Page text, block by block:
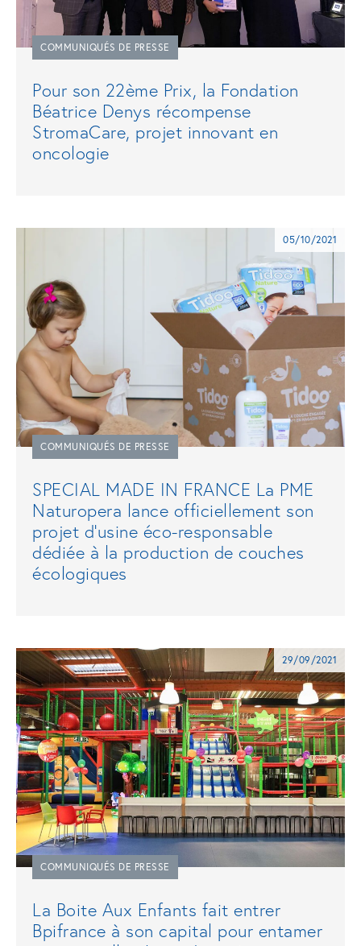
COMMUNIQUÉS DE PRESSE
Pour son 22ème Prix, la Fondation
Béatrice Denys récompense
StromaCare, projet innovant en
oncologie
05/10/2021
COMMUNIQUÉS DE PRESSE
SPECIAL MADE IN FRANCE La PME
Naturopera lance officiellement son
projet d’usine éco-responsable
dédiée à la production de couches
écologiques
29/09/2021
COMMUNIQUÉS DE PRESSE
La Boite Aux Enfants fait entrer
Bpifrance à son capital pour entamer